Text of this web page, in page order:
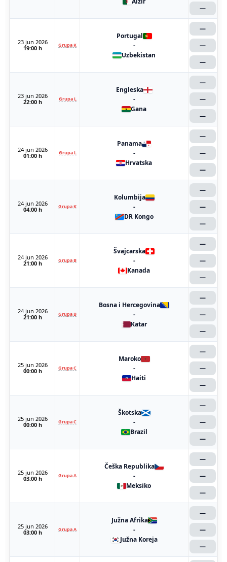
—
23 jun 2026
19:00 h
Grupa K
Portugal
-
Uzbekistan
—
—
—
23 jun 2026
22:00 h
Grupa L
Engleska
-
Gana
—
—
—
24 jun 2026
01:00 h
Grupa L
Panama
-
Hrvatska
—
—
—
24 jun 2026
04:00 h
Grupa K
Kolumbija
-
DR Kongo
—
—
—
24 jun 2026
21:00 h
Grupa B
Švajcarska
-
Kanada
—
—
—
24 jun 2026
21:00 h
Grupa B
Bosna i Hercegovina
-
Katar
—
—
—
25 jun 2026
00:00 h
Grupa C
Maroko
-
Haiti
—
—
—
25 jun 2026
00:00 h
Grupa C
Škotska
-
Brazil
—
—
—
25 jun 2026
03:00 h
Grupa A
Češka Republika
-
Meksiko
—
—
—
25 jun 2026
03:00 h
Grupa A
Južna Afrika
-
Južna Koreja
—
—
—